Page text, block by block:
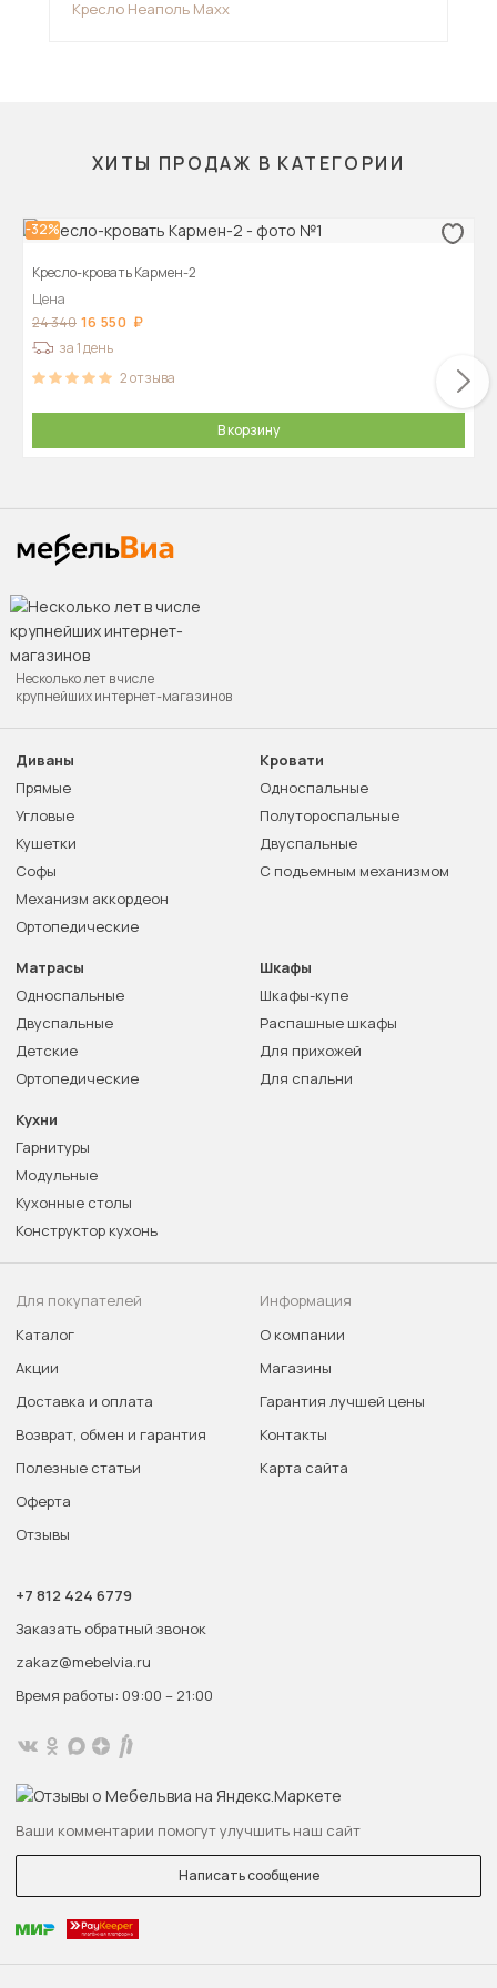
Кресло Неаполь Maxx
ХИТЫ ПРОДАЖ В КАТЕГОРИИ
-32%
Кресло-кровать Кармен-2
Цена
24 340 16 550
за 1 день
2отзыва
В корзину
Несколько лет в числе
крупнейших интернет-магазинов
Диваны
Прямые
Угловые
Кушетки
Софы
Механизм аккордеон
Ортопедические
Кровати
Односпальные
Полутороспальные
Двуспальные
С подъемным механизмом
Матрасы
Односпальные
Двуспальные
Детские
Ортопедические
Шкафы
Шкафы-купе
Распашные шкафы
Для прихожей
Для спальни
Кухни
Гарнитуры
Модульные
Кухонные столы
Конструктор кухонь
Для покупателей
Каталог
Акции
Доставка и оплата
Возврат, обмен и гарантия
Полезные статьи
Оферта
Отзывы
Информация
О компании
Магазины
Гарантия лучшей цены
Контакты
Карта сайта
+7 812 424 6779
Заказать обратный звонок
zakaz@mebelvia.ru
Время работы: 09:00 – 21:00
Ваши комментарии помогут улучшить наш сайт
Написать сообщение